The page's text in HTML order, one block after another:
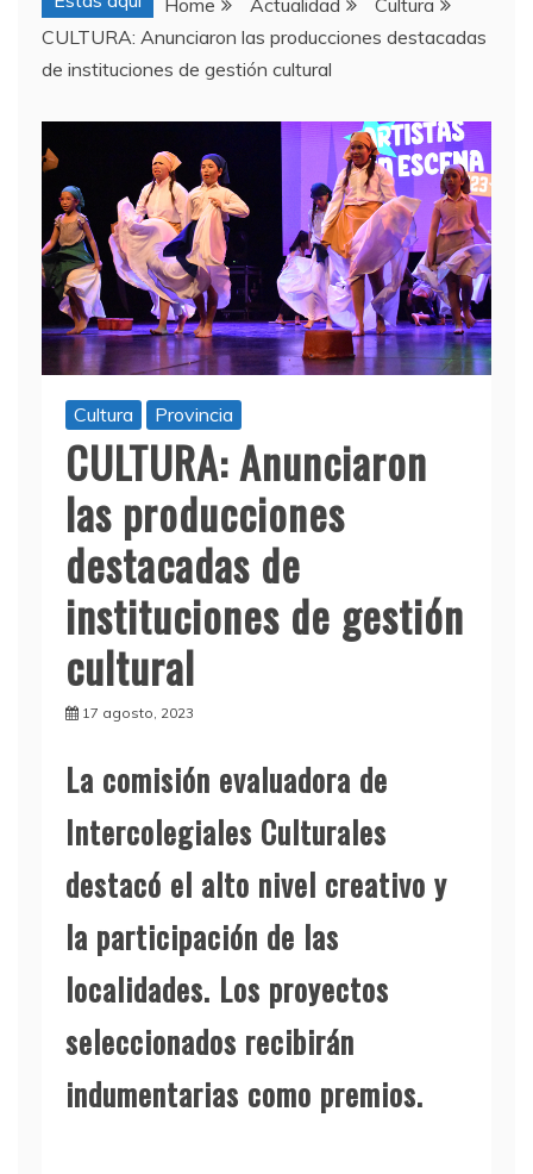
Home Actualidad
Cultura
CULTURA: Anunciaron las producciones destacadas
de instituciones de gestión cultural
Cultura Provincia
CULTURA: Anunciaron
las producciones
destacadas de
instituciones de gestión
cultural
17 agosto, 2023
La comisión evaluadora de
Intercolegiales Culturales
destacó el alto nivel creativo y
la participación de las
localidades. Los proyectos
seleccionados recibirán
indumentarias como premios.